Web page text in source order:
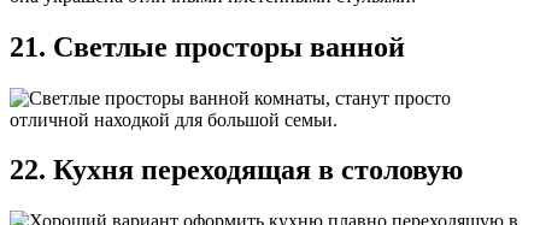
21. Светлые просторы ванной
22. Кухня переходящая в столовую